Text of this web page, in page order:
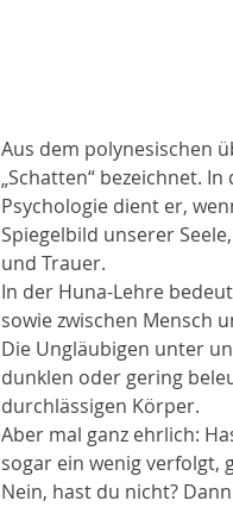
Aus dem polynesischen
„Schatten“ bezeichnet.
Psychologie dient er,
Spiegelbild unserer
und Trauer.
In der Huna-Lehre
sowie zwischen Mensch
Die Ungläubigen unter
dunklen oder gering
durchlässigen Körper.
Aber mal ganz ehrlich:
sogar ein wenig verfolgt,
Nein, hast du nicht?